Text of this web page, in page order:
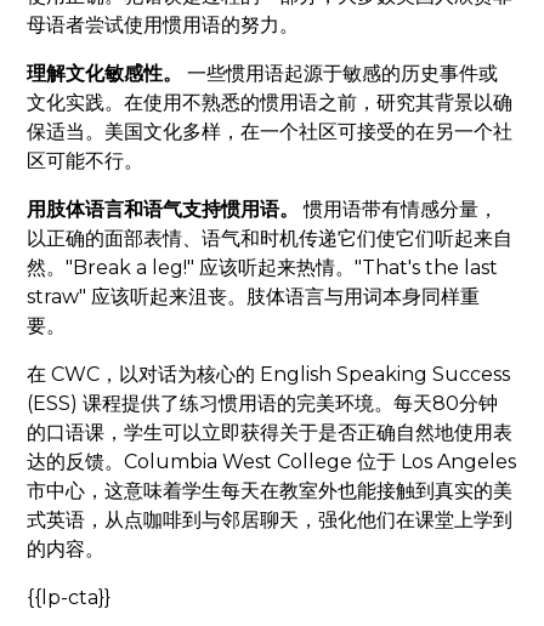
母语者尝试使用惯用语的努力。
理解文化敏感性。
一些惯用语起源于敏感的历史事件或
文化实践。在使用不熟悉的惯用语之前，研究其背景以确
保适当。美国文化多样，在一个社区可接受的在另一个社
区可能不行。
用肢体语言和语气支持惯用语。
惯用语带有情感分量，
以正确的面部表情、语气和时机传递它们使它们听起来自
然。"Break a leg!" 应该听起来热情。"That's the last
straw" 应该听起来沮丧。肢体语言与用词本身同样重
要。
在 CWC，以对话为核心的 English Speaking Success
(ESS) 课程提供了练习惯用语的完美环境。每天80分钟
的口语课，学生可以立即获得关于是否正确自然地使用表
达的反馈。Columbia West College 位于 Los Angeles
市中心，这意味着学生每天在教室外也能接触到真实的美
式英语，从点咖啡到与邻居聊天，强化他们在课堂上学到
的内容。
{{lp-cta}}